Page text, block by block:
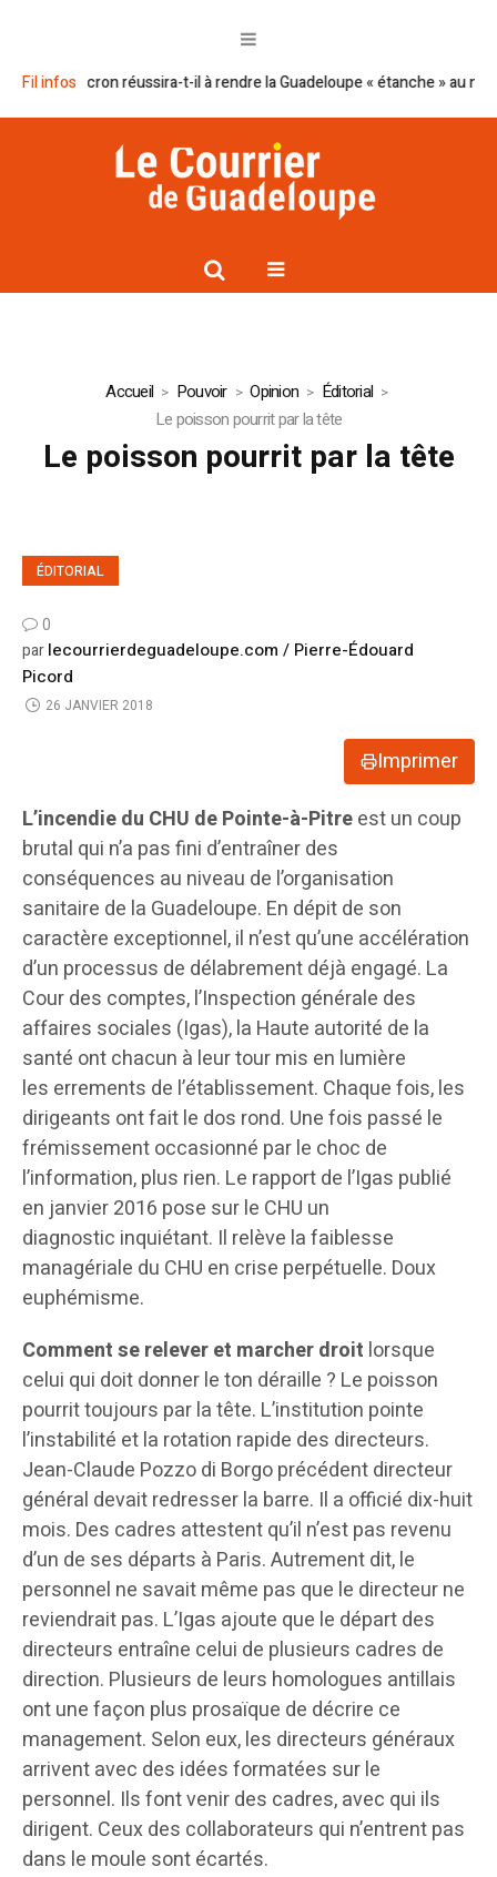
Fil infos
plan Macron réussira-t-il à rendre la Guadeloupe « étanche » au
Accueil Pouvoir Opinion
Éditorial
Le poisson pourrit par la tête
Le poisson pourrit par la tête
ÉDITORIAL
0
parlecourrierdeguadeloupe.com / Pierre-Édouard
Picord
26 JANVIER 2018
Imprimer
L’incendie du CHU de Pointe-à-Pitreest un coup
brutal qui n’a pas fini d’entraîner des
conséquences au niveau de l’organisation
sanitaire de la Guadeloupe. En dépit de son
caractère exceptionnel, il n’est qu’une accélération
d’un processus de délabrement déjà engagé. La
Cour des comptes, l’Inspection générale des
affaires sociales (Igas), la Haute autorité de la
santé ont chacun à leur tour mis en lumière
les errements de l’établissement. Chaque fois, les
dirigeants ont fait le dos rond. Une fois passé le
frémissement occasionné par le choc de
l’information, plus rien. Le rapport de l’Igas publié
en janvier 2016 pose sur le CHU un
diagnostic inquiétant. Il relève la faiblesse
managériale du CHU en crise perpétuelle. Doux
euphémisme.
Comment se relever et marcher droit lorsque
celui qui doit donner le ton déraille ? Le poisson
pourrit toujours par la tête. L’institution pointe
l’instabilité et la rotation rapide des directeurs.
Jean-Claude Pozzo di Borgo précédent directeur
général devait redresser la barre. Il a officié dix-huit
mois. Des cadres attestent qu’il n’est pas revenu
d’un de ses départs à Paris. Autrement dit, le
personnel ne savait même pas que le directeur ne
reviendrait pas. L’Igas ajoute que le départ des
directeurs entraîne celui de plusieurs cadres de
direction. Plusieurs de leurs homologues antillais
ont une façon plus prosaïque de décrire ce
management. Selon eux, les directeurs généraux
arrivent avec des idées formatées sur le
personnel. Ils font venir des cadres, avec qui ils
dirigent. Ceux des collaborateurs qui n’entrent pas
dans le moule sont écartés.